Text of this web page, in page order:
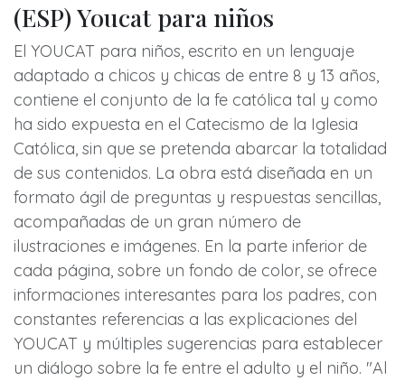
(ESP) Youcat para niños
El YOUCAT para niños, escrito en un lenguaje
adaptado a chicos y chicas de entre 8 y 13 años,
contiene el conjunto de la fe católica tal y como
ha sido expuesta en el Catecismo de la Iglesia
Católica, sin que se pretenda abarcar la totalidad
de sus contenidos. La obra está diseñada en un
formato ágil de preguntas y respuestas sencillas,
acompañadas de un gran número de
ilustraciones e imágenes. En la parte inferior de
cada página, sobre un fondo de color, se ofrece
informaciones interesantes para los padres, con
constantes referencias a las explicaciones del
YOUCAT y múltiples sugerencias para establecer
un diálogo sobre la fe entre el adulto y el niño. "Al